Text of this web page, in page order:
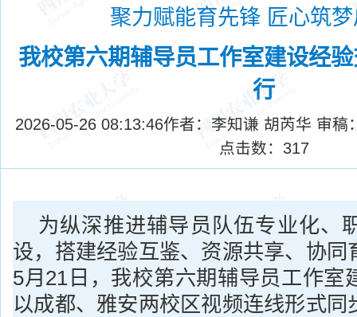
聚力赋能育先锋 匠心筑
我校第六期辅导员工作室建设经
行
2026-05-26 08:13:46作者：李知谦 胡芮华 审稿
点击数： 317
为纵深推进辅导员队伍专业化、
设，搭建经验互鉴、资源共享、协同
5月21日，我校第六期辅导员工作室
以成都、雅安两校区视频连线形式同